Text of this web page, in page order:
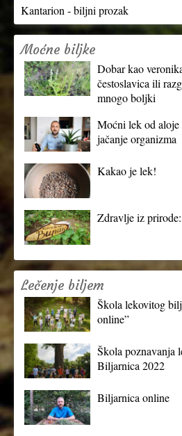
Kantarion - biljni prozak
Moćne biljke
Dobar kao
čestoslavica ili
mnogo boljki
Moćni lek od aloje
jačanje organizma
Kakao je lek!
Zdravlje iz
Lečenje biljem
Škola lekovitog
online”
Škola poznavanja
Biljarnica 2022
Biljarnica online